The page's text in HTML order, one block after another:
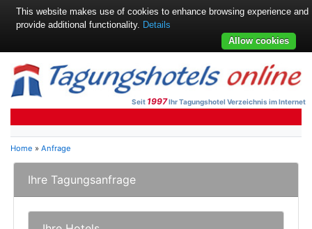
Seit 1997Ihr Tagungshotel Verzeichnis im Internet
Home » Anfrage
Ihre Tagungsanfrage
This website makes use of cookies to enhance browsing experience and
provide additional functionality. Details
Allow cookies